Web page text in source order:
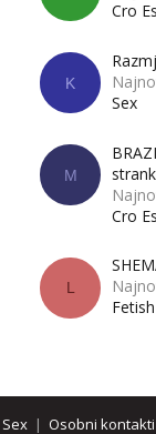
Cro
K
Sex
M
Cro
L
Fetish
Sex| Osobni kontakti